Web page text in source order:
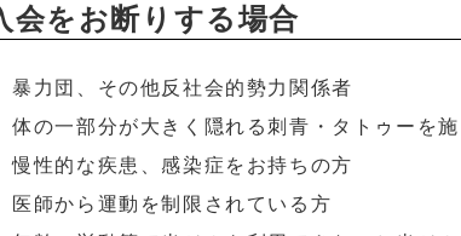
会をお断りする場合
暴力団、その他反社会的勢力関係者
体の一部分が大きく隠れる刺青・タトゥー
慢性的な疾患、感染症をお持ちの方
医師から運動を制限されている方